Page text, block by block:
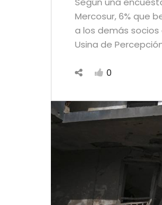
Mercosur, 6% que
a los demás socios
Usina de
0